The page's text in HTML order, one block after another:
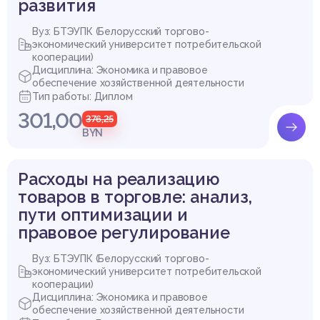
развития
Вуз: БТЭУПК (Белорусский торгово-
экономический университет потребительской
кооперации)
Дисциплина: Экономика и правовое
обеспечение хозяйственной деятельности
Тип работы: Диплом
301,00 376,25
BYN
Расходы на реализацию
товаров в торговле: анализ,
пути оптимизации и
правовое регулирование
Вуз: БТЭУПК (Белорусский торгово-
экономический университет потребительской
кооперации)
Дисциплина: Экономика и правовое
обеспечение хозяйственной деятельности